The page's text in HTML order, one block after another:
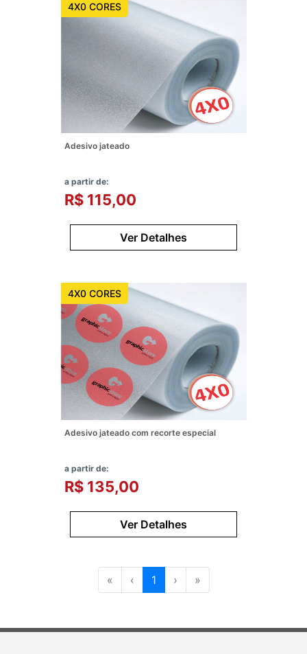
4X0 CORES
Adesivo jateado
a partir de:
R$ 115,00
Ver Detalhes
4X0 CORES
Adesivo jateado com recorte especial
a partir de:
R$ 135,00
Ver Detalhes
« ‹ 1 › »